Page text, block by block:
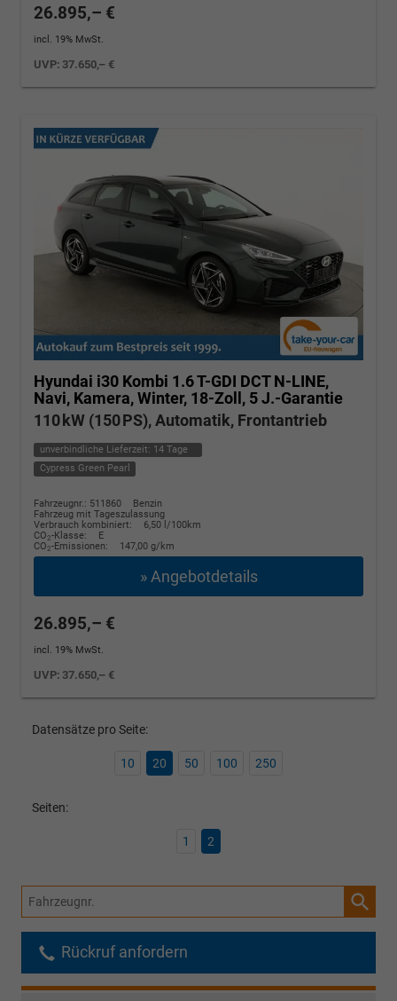
26.895,– €
incl. 19% MwSt.
UVP: 37.650,– €
Hyundai i30 Kombi 1.6 T-GDI DCT N-LINE,
Navi, Kamera, Winter, 18-Zoll, 5 J.-Garantie
110 kW (150 PS), Automatik, Frontantrieb
unverbindliche Lieferzeit: 14 Tage
Cypress Green Pearl
Fahrzeugnr.: 511860
Benzin
Fahrzeug mit Tageszulassung
Verbrauch kombiniert:
6,50 l/100km
CO2-Klasse:
E
CO2-Emissionen: 147,00 g/km
» Angebotdetails
26.895,– €
incl. 19% MwSt.
UVP: 37.650,– €
Datensätze pro Seite:
10 20 50 100 250
Seiten:
1 2
Fahrzeugnr.
Rückruf anfordern